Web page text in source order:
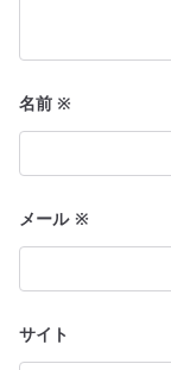
名前※
メール ※
サイト